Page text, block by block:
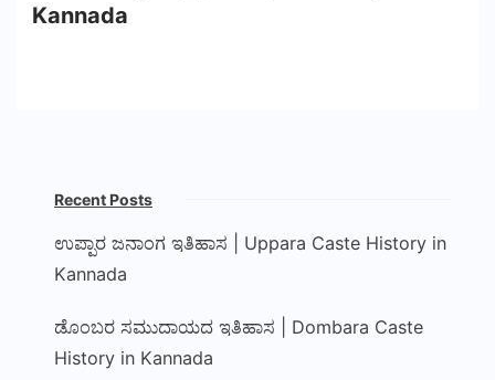
Kannada
Recent Posts
ಉಪ್ಪಾರ ಜನಾಂಗ ಇತಿಹಾಸ | Uppara Caste History in
Kannada
ಡೊಂಬರ ಸಮುದಾಯದ ಇತಿಹಾಸ | Dombara Caste
History in Kannada